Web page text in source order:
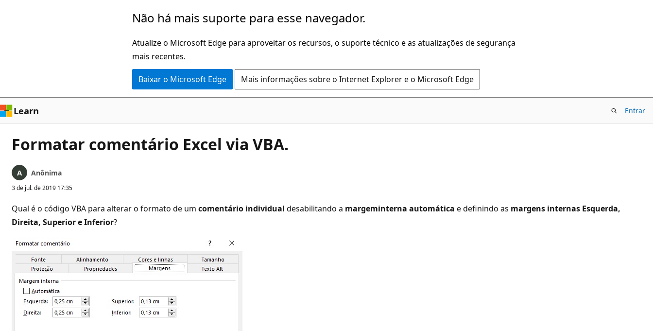
Não há mais suporte para esse navegador.
Atualize o Microsoft Edge para aproveitar os recursos, o suporte técnico e as atualizações de segurança
mais recentes.
Baixar o Microsoft Edge Mais informações sobre o Internet Explorer e o Microsoft Edge
Learn Entrar
Formatar comentário Excel via VBA.
Anônima
3 de jul. de 2019 17:35
Qual é o código VBA para alterar o formato de um comentário individual desabilitando a margeminterna automática e definindo as margens internas Esquerda,
Direita, Superior e Inferior?